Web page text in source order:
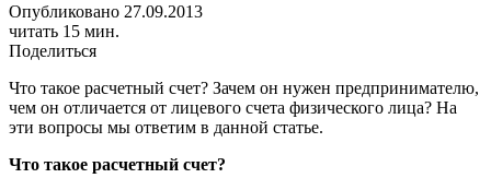
Опубликовано 27.09.2013
читать 15 мин.
Поделиться
Что такое расчетный счет? Зачем он нужен предпринимателю,
чем он отличается от лицевого счета физического лица? На
эти вопросы мы ответим в данной статье.
Что такое расчетный счет?